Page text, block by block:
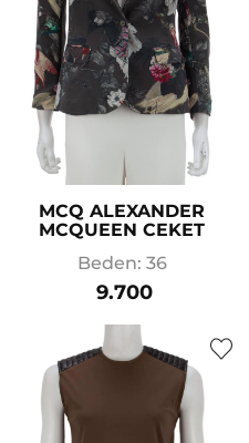
MCQ ALEXANDER
MCQUEEN CEKET
Beden: 36
9.700